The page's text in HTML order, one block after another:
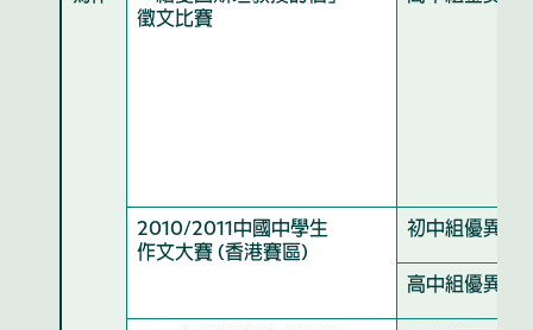
徵文比賽
2010/2011中國中學生
作文大賽 (香港賽區)
初中組優異獎
高中組優異獎